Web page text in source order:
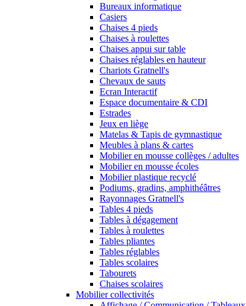
Bureaux informatique
Casiers
Chaises 4 pieds
Chaises à roulettes
Chaises appui sur table
Chaises réglables en hauteur
Chariots Gratnell's
Chevaux de sauts
Ecran Interactif
Espace documentaire & CDI
Estrades
Jeux en liège
Matelas & Tapis de gymnastique
Meubles à plans & cartes
Mobilier en mousse collèges / adultes
Mobilier en mousse écoles
Mobilier plastique recyclé
Podiums, gradins, amphithéâtres
Rayonnages Gratnell's
Tables 4 pieds
Tables à dégagement
Tables à roulettes
Tables pliantes
Tables réglables
Tables scolaires
Tabourets
Chaises scolaires
Mobilier collectivités